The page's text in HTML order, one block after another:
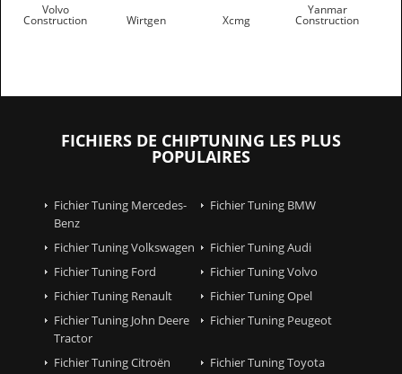
Volvo
Construction Wirtgen Xcmg
Yanmar
Construction
FICHIERS DE CHIPTUNING LES PLUS
POPULAIRES
Fichier Tuning Mercedes-
Benz
Fichier Tuning BMW
Fichier Tuning Volkswagen
Fichier Tuning Audi
Fichier Tuning Ford
Fichier Tuning Volvo
Fichier Tuning Renault
Fichier Tuning Opel
Fichier Tuning John Deere
Tractor
Fichier Tuning Peugeot
Fichier Tuning Citroën
Fichier Tuning Toyota